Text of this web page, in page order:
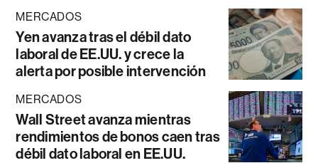
MERCADOS
Yen avanza tras el débil dato
laboral de EE.UU. y crece la
alerta por posible intervención
MERCADOS
Wall Street avanza mientras
rendimientos de bonos caen tras
débil dato laboral en EE.UU.